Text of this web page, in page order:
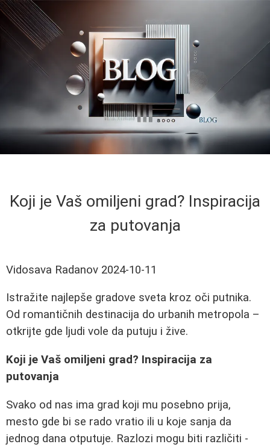
Koji je Vaš omiljeni grad? Inspiracija
za putovanja
Vidosava Radanov 2024-10-11
Istražite najlepše gradove sveta kroz oči putnika.
Od romantičnih destinacija do urbanih metropola –
otkrijte gde ljudi vole da putuju i žive.
Koji je Vaš omiljeni grad? Inspiracija za
putovanja
Svako od nas ima grad koji mu posebno prija,
mesto gde bi se rado vratio ili u koje sanja da
jednog dana otputuje. Razlozi mogu biti različiti -